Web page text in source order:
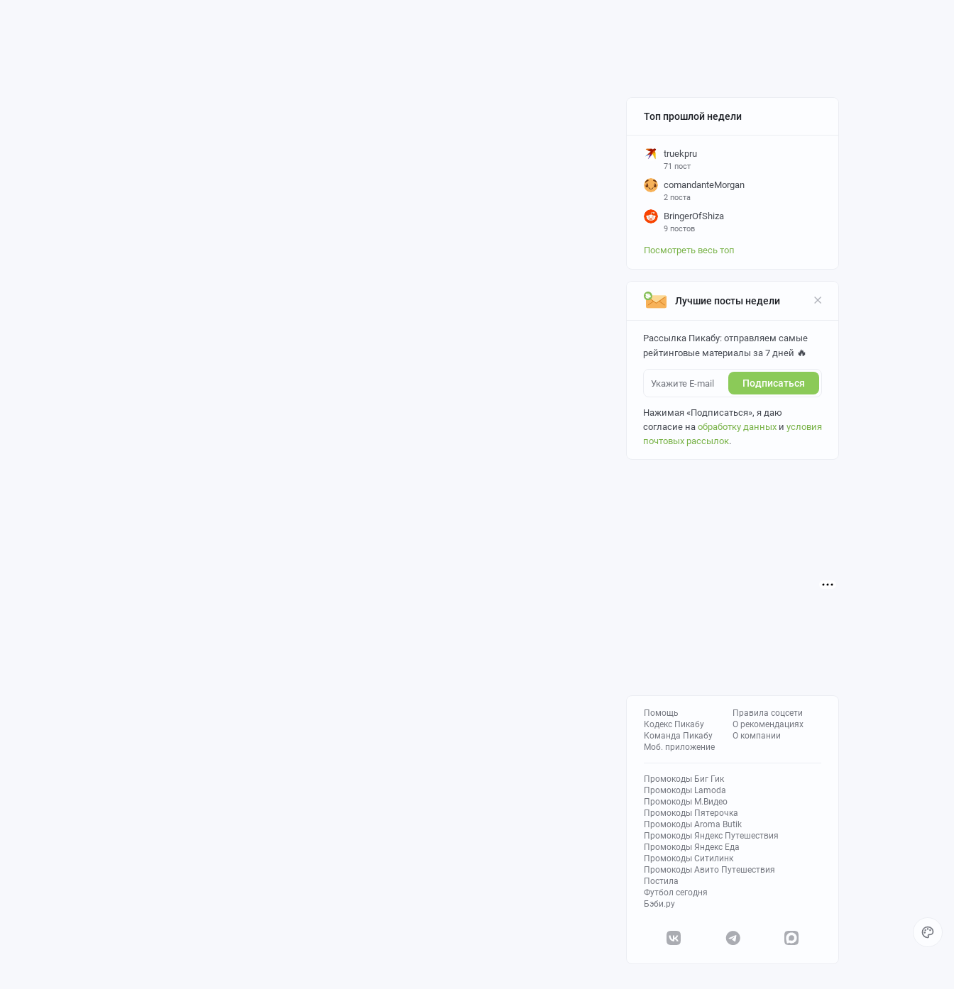
Топ прошлой недели
truekpru
71 пост
comandanteMorgan
2 поста
BringerOfShiza
9 постов
Посмотреть весь топ
Лучшие посты недели
Рассылка Пикабу: отправляем самые
рейтинговые материалы за 7 дней 🔥
Подписаться
Нажимая «Подписаться», я даю
согласие на обработку данных и условия
почтовых рассылок.
Помощь
Кодекс Пикабу
Команда Пикабу
Моб. приложение
Правила соцсети
О рекомендациях
О компании
Промокоды Биг Гик
Промокоды Lamoda
Промокоды М.Видео
Промокоды Пятерочка
Промокоды Aroma Butik
Промокоды Яндекс Путешествия
Промокоды Яндекс Еда
Промокоды Ситилинк
Промокоды Авито Путешествия
Постила
Футбол сегодня
Бэби.ру